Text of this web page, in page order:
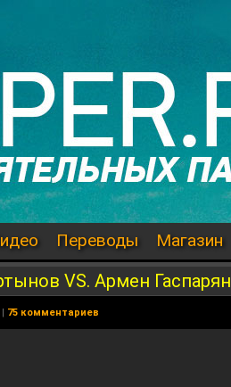
Переводы Магазин
VS. Армен Гаспарян
| 75 комментариев